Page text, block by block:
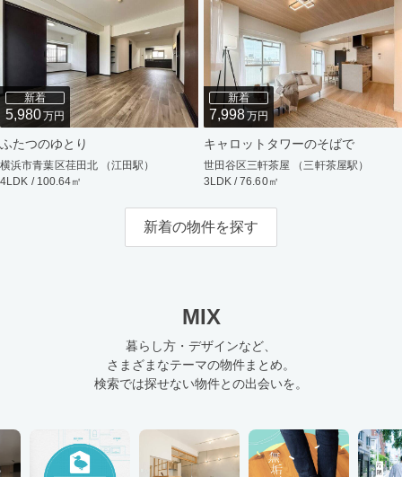
新着
5,980万円
ふたつのゆとり
横浜市青葉区荏田北 （江田駅）
4LDK / 100.64㎡
新着
7,998万円
キャロットタワーのそばで
世田谷区三軒茶屋 （三軒茶屋駅）
3LDK / 76.60㎡
新着の物件を探す
MIX
暮らし方・デザインなど、
さまざまなテーマの物件まとめ。
検索では探せない物件との出会いを。